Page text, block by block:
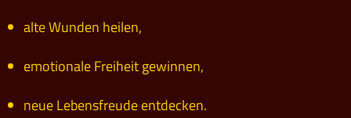
alte Wunden heilen,
emotionale Freiheit gewinnen,
neue Lebensfreude entdecken.